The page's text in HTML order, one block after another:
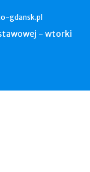
gdansk.pl
- wtorki